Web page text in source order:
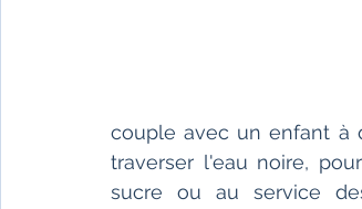
couple avec un enfant à
traverser l'eau noire,
sucre ou au service